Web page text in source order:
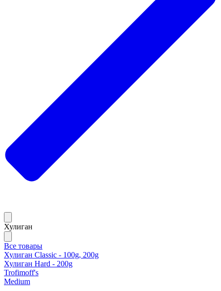
Хулиган
Все товары
Хулиган Classic - 100g, 200g
Хулиган Hard - 200g
Trofimoff's
Medium